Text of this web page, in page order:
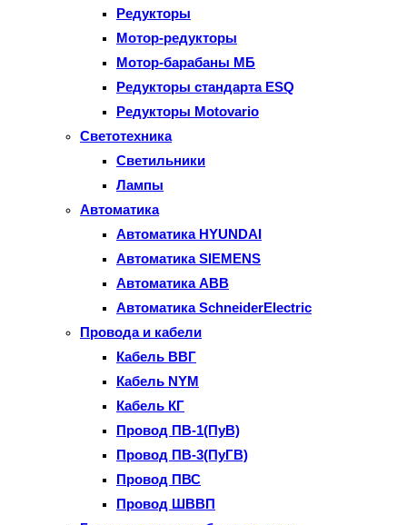
Редукторы
Мотор-редукторы
Мотор-барабаны МБ
Редукторы стандарта ESQ
Редукторы Motovario
Светотехника
Светильники
Лампы
Автоматика
Автоматика HYUNDAI
Автоматика SIEMENS
Автоматика ABB
Автоматика SchneiderElectric
Провода и кабели
Кабель ВВГ
Кабель NYM
Кабель КГ
Провод ПВ-1(ПуВ)
Провод ПВ-3(ПуГВ)
Провод ПВС
Провод ШВВП